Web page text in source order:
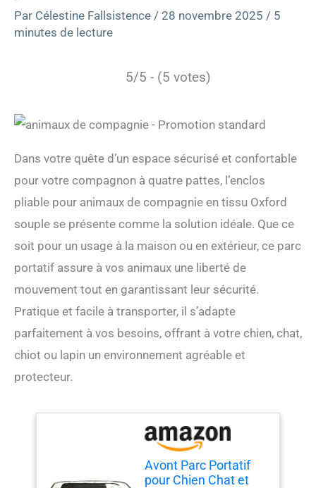
Par Célestine Fallsistence / 28 novembre 2025 / 5
minutes de lecture
5/5 - (5 votes)
Dans votre quête d’un espace sécurisé et confortable
pour votre compagnon à quatre pattes, l’enclos
pliable pour animaux de compagnie en tissu Oxford
souple se présente comme la solution idéale. Que ce
soit pour un usage à la maison ou en extérieur, ce parc
portatif assure à vos animaux une liberté de
mouvement tout en garantissant leur sécurité.
Pratique et facile à transporter, il s’adapte
parfaitement à vos besoins, offrant à votre chien, chat,
chiot ou lapin un environnement agréable et
protecteur.
Avont Parc Portatif
pour Chien Chat et